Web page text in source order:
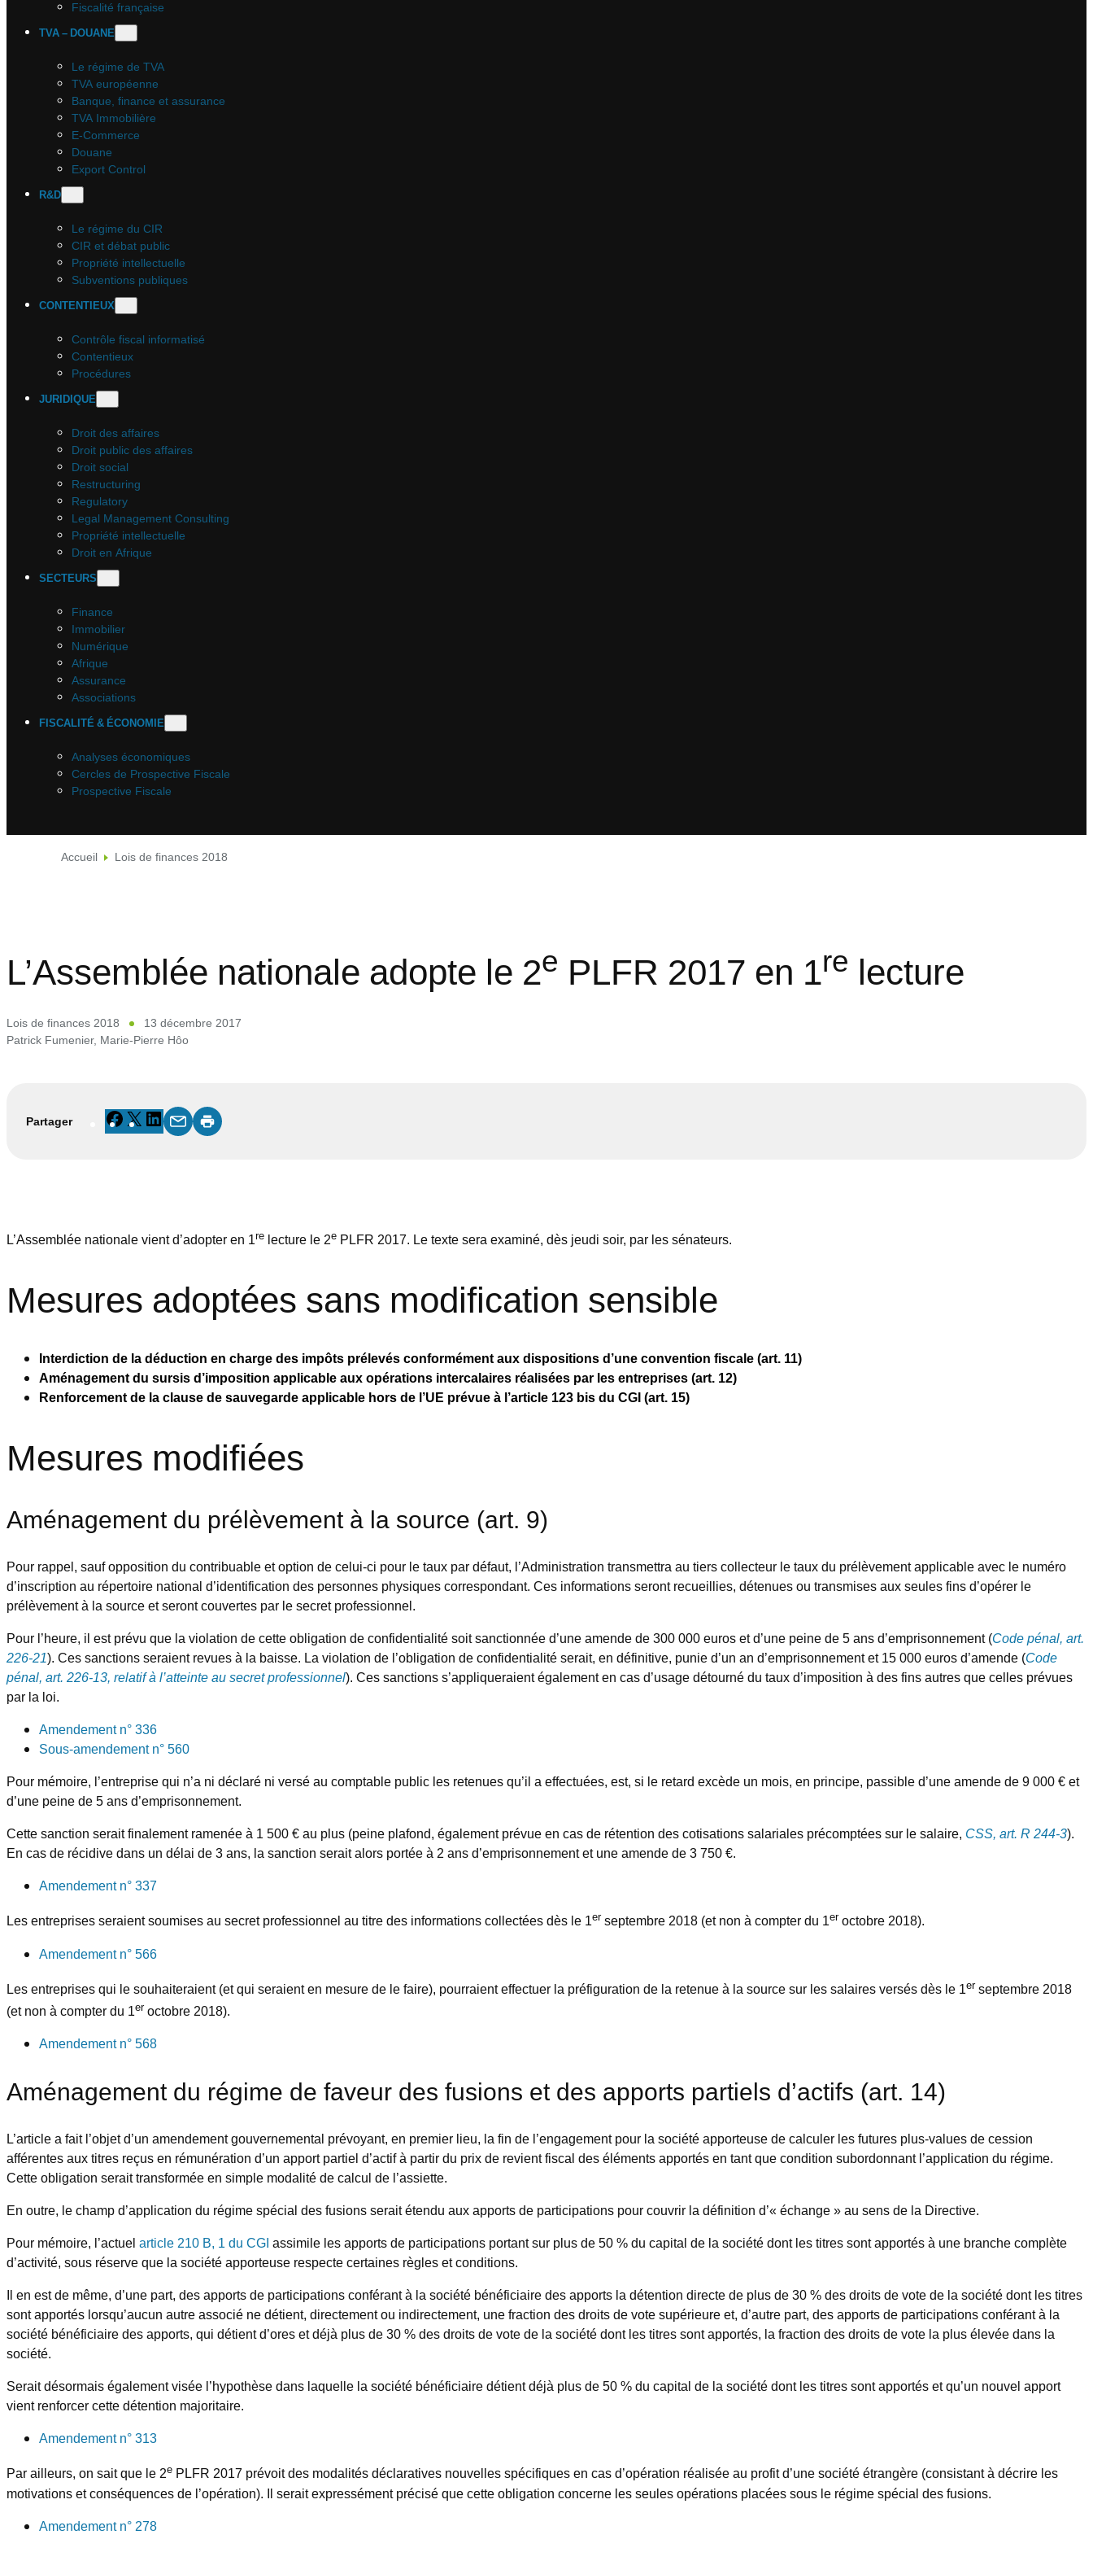
Fiscalité française
TVA – DOUANE
Le régime de TVA
TVA européenne
Banque, finance et assurance
TVA Immobilière
E-Commerce
Douane
Export Control
R&D
Le régime du CIR
CIR et débat public
Propriété intellectuelle
Subventions publiques
CONTENTIEUX
Contrôle fiscal informatisé
Contentieux
Procédures
JURIDIQUE
Droit des affaires
Droit public des affaires
Droit social
Restructuring
Regulatory
Legal Management Consulting
Propriété intellectuelle
Droit en Afrique
SECTEURS
Finance
Immobilier
Numérique
Afrique
Assurance
Associations
FISCALITÉ & ÉCONOMIE
Analyses économiques
Cercles de Prospective Fiscale
Prospective Fiscale
Accueil Lois de finances 2018
L’Assemblée nationale adopte le 2e PLFR 2017 en 1re lecture
Lois de finances 2018
13 décembre 2017
Patrick Fumenier, Marie-Pierre Hôo
Partager Facebook
X LinkedIn
L’Assemblée nationale vient d’adopter en 1re lecture le 2e PLFR 2017. Le texte sera examiné, dès jeudi soir, par les sénateurs.
Mesures adoptées sans modification sensible
Interdiction de la déduction en charge des impôts prélevés conformément aux dispositions d’une convention fiscale (art. 11)
Aménagement du sursis d’imposition applicable aux opérations intercalaires réalisées par les entreprises (art. 12)
Renforcement de la clause de sauvegarde applicable hors de l’UE prévue à l’article 123 bis du CGI (art. 15)
Mesures modifiées
Aménagement du prélèvement à la source (art. 9)
Pour rappel, sauf opposition du contribuable et option de celui-ci pour le taux par défaut, l’Administration transmettra au tiers collecteur le taux du prélèvement applicable avec le numéro
d’inscription au répertoire national d’identification des personnes physiques correspondant. Ces informations seront recueillies, détenues ou transmises aux seules fins d’opérer le
prélèvement à la source et seront couvertes par le secret professionnel.
Pour l’heure, il est prévu que la violation de cette obligation de confidentialité soit sanctionnée d’une amende de 300 000 euros et d’une peine de 5 ans d’emprisonnement (Code pénal, art.
226-21). Ces sanctions seraient revues à la baisse. La violation de l’obligation de confidentialité serait, en définitive, punie d’un an d’emprisonnement et 15 000 euros d’amende (Code
pénal, art. 226-13, relatif à l’atteinte au secret professionnel). Ces sanctions s’appliqueraient également en cas d’usage détourné du taux d’imposition à des fins autres que celles prévues
par la loi.
Amendement n° 336
Sous-amendement n° 560
Pour mémoire, l’entreprise qui n’a ni déclaré ni versé au comptable public les retenues qu’il a effectuées, est, si le retard excède un mois, en principe, passible d’une amende de 9 000 € et
d’une peine de 5 ans d’emprisonnement.
Cette sanction serait finalement ramenée à 1 500 € au plus (peine plafond, également prévue en cas de rétention des cotisations salariales précomptées sur le salaire, CSS, art. R 244-3).
En cas de récidive dans un délai de 3 ans, la sanction serait alors portée à 2 ans d’emprisonnement et une amende de 3 750 €.
Amendement n° 337
Les entreprises seraient soumises au secret professionnel au titre des informations collectées dès le 1erseptembre 2018 (et non à compter du 1eroctobre 2018).
Amendement n° 566
Les entreprises qui le souhaiteraient (et qui seraient en mesure de le faire), pourraient effectuer la préfiguration de la retenue à la source sur les salaires versés dès le 1erseptembre 2018
(et non à compter du 1eroctobre 2018).
Amendement n° 568
Aménagement du régime de faveur des fusions et des apports partiels d’actifs (art. 14)
L’article a fait l’objet d’un amendement gouvernemental prévoyant, en premier lieu, la fin de l’engagement pour la société apporteuse de calculer les futures plus-values de cession
afférentes aux titres reçus en rémunération d’un apport partiel d’actif à partir du prix de revient fiscal des éléments apportés en tant que condition subordonnant l’application du régime.
Cette obligation serait transformée en simple modalité de calcul de l’assiette.
En outre, le champ d’application du régime spécial des fusions serait étendu aux apports de participations pour couvrir la définition d’« échange » au sens de la Directive.
Pour mémoire, l’actuel article 210 B, 1 du CGI assimile les apports de participations portant sur plus de 50 % du capital de la société dont les titres sont apportés à une branche complète
d’activité, sous réserve que la société apporteuse respecte certaines règles et conditions.
Il en est de même, d’une part, des apports de participations conférant à la société bénéficiaire des apports la détention directe de plus de 30 % des droits de vote de la société dont les titres
sont apportés lorsqu’aucun autre associé ne détient, directement ou indirectement, une fraction des droits de vote supérieure et, d’autre part, des apports de participations conférant à la
société bénéficiaire des apports, qui détient d’ores et déjà plus de 30 % des droits de vote de la société dont les titres sont apportés, la fraction des droits de vote la plus élevée dans la
société.
Serait désormais également visée l’hypothèse dans laquelle la société bénéficiaire détient déjà plus de 50 % du capital de la société dont les titres sont apportés et qu’un nouvel apport
vient renforcer cette détention majoritaire.
Amendement n° 313
Par ailleurs, on sait que le 2e PLFR 2017 prévoit des modalités déclaratives nouvelles spécifiques en cas d’opération réalisée au profit d’une société étrangère (consistant à décrire les
motivations et conséquences de l’opération). Il serait expressément précisé que cette obligation concerne les seules opérations placées sous le régime spécial des fusions.
Amendement n° 278